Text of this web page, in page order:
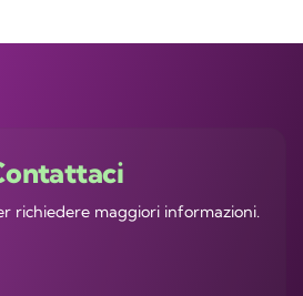
richiedere maggiori informazioni.